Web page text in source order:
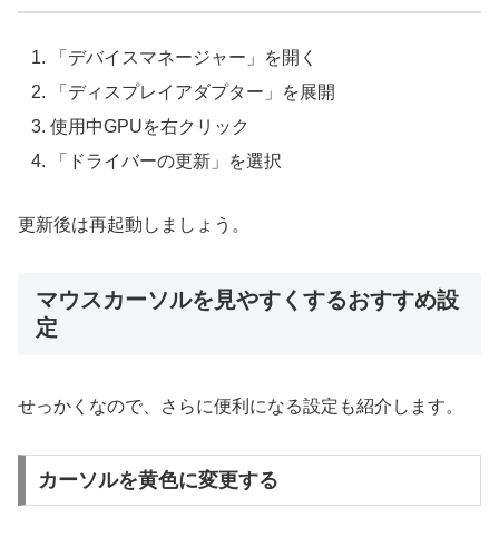
「デバイスマネージャー」を開く
「ディスプレイアダプター」を展開
使用中GPUを右クリック
「ドライバーの更新」を選択
更新後は再起動しましょう。
マウスカーソルを見やすくするおすすめ設
定
せっかくなので、さらに便利になる設定も紹介します。
カーソルを黄色に変更する